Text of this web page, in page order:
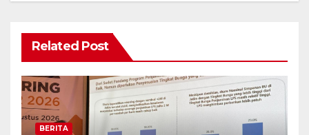
Related Post
BERITA